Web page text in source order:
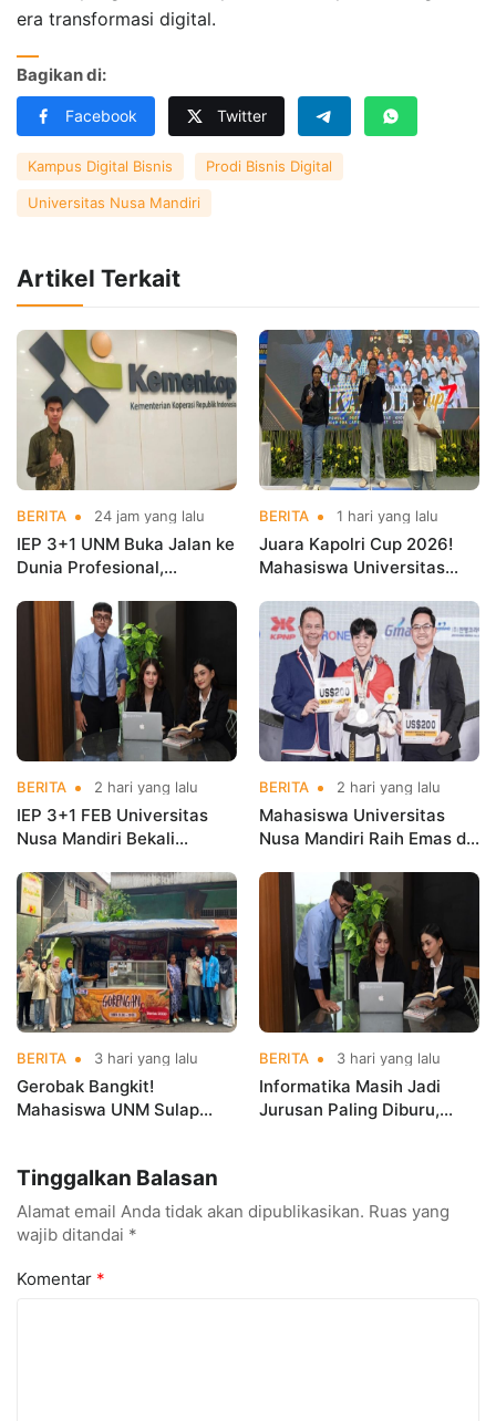
era transformasi digital.
Bagikan di:
Facebook Twitter
Kampus Digital Bisnis Prodi Bisnis Digital
Universitas Nusa Mandiri
Artikel Terkait
BERITA 24 jam yang lalu
IEP 3+1 UNM Buka Jalan ke
Dunia Profesional,
Kementerian Koperasi
BERITA 1 hari yang lalu
Juara Kapolri Cup 2026!
Mahasiswa Universitas
Nama Kampus di Kejurnas
Taekwondo
BERITA 2 hari yang lalu
IEP 3+1 FEB Universitas
Nusa Mandiri Bekali
Kerja Sebelum Lulus
BERITA 2 hari yang lalu
Mahasiswa Universitas
Nusa Mandiri Raih Emas di
Indonesia Open
Championships 2026
BERITA 3 hari yang lalu
Gerobak Bangkit!
Mahasiswa UNM Sulap
BERITA 3 hari yang lalu
Informatika Masih Jadi
Jurusan Paling Diburu,
Tinggalkan Balasan
Alamat email Anda tidak akan dipublikasikan. Ruas yang
wajib ditandai *
Komentar *